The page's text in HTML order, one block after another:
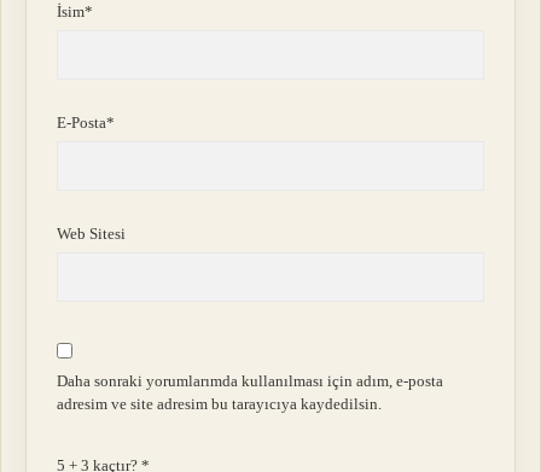
İsim*
E-Posta*
Web Sitesi
Daha sonraki yorumlarımda kullanılması için adım, e-posta
adresim ve site adresim bu tarayıcıya kaydedilsin.
5 + 3 kaçtır?*